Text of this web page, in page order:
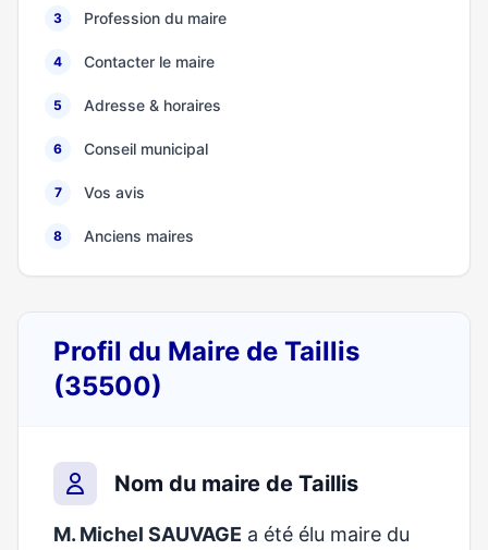
3 Profession du maire
4 Contacter le maire
5 Adresse & horaires
6 Conseil municipal
7 Vos avis
8 Anciens maires
Profil du Maire de Taillis
(35500)
Nom du maire de Taillis
M. Michel SAUVAGE a été élu maire du